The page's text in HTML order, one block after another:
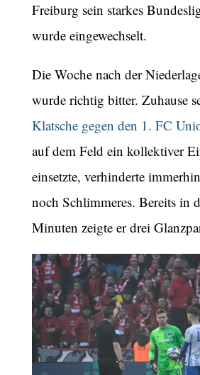
Freiburg sein starkes
wurde eingewechselt.
Die Woche nach der
wurde richtig bitter. Zuhause
Klatsche gegen den 1. FC
auf dem Feld ein kollektiver
einsetzte, verhinderte
noch Schlimmeres. Bereits in
Minuten zeigte er drei